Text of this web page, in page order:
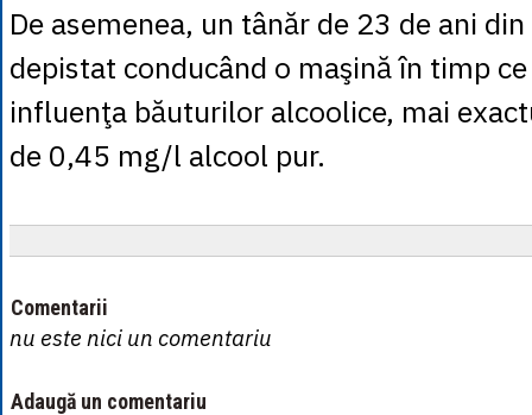
De asemenea, un tânăr de 23 de ani
depistat conducând o maşină în timp
influenţa băuturilor alcoolice, mai
de 0,45 mg/l alcool pur.
Comentarii
nu este nici un comentariu
Adaugă un comentariu